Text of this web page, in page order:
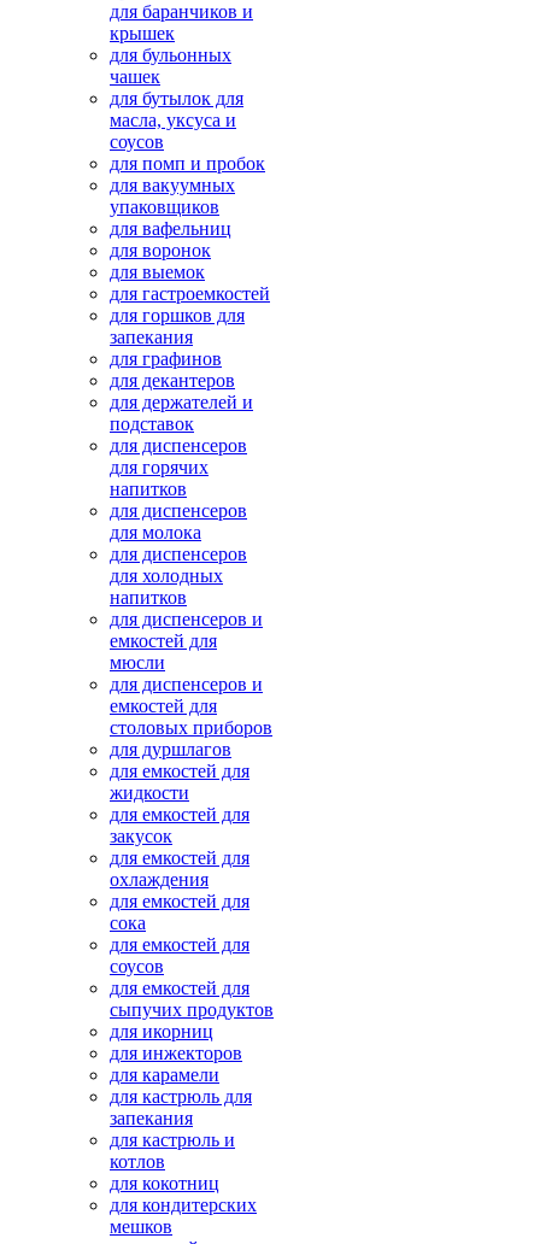
для баранчиков и
крышек
для бульонных
чашек
для бутылок для
масла, уксуса и
соусов
для помп и пробок
для вакуумных
упаковщиков
для вафельниц
для воронок
для выемок
для гастроемкостей
для горшков для
запекания
для графинов
для декантеров
для держателей и
подставок
для диспенсеров
для горячих
напитков
для диспенсеров
для молока
для диспенсеров
для холодных
напитков
для диспенсеров и
емкостей для
мюсли
для диспенсеров и
емкостей для
столовых приборов
для дуршлагов
для емкостей для
жидкости
для емкостей для
закусок
для емкостей для
охлаждения
для емкостей для
сока
для емкостей для
соусов
для емкостей для
сыпучих продуктов
для икорниц
для инжекторов
для карамели
для кастрюль для
запекания
для кастрюль и
котлов
для кокотниц
для кондитерских
мешков